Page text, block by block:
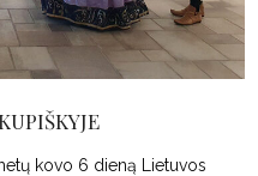
kovo 6 dieną Lietuvos